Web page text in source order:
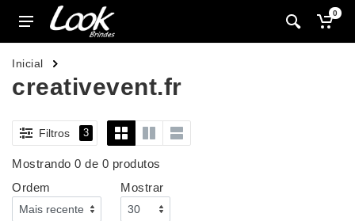
0
Inicial
creativevent.fr
Filtros 3
Mostrando 0 de 0 produtos
Ordem
Mostrar